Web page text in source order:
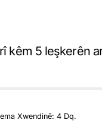
kêm 5 leşkerên
Xwendinê: 4 Dq.